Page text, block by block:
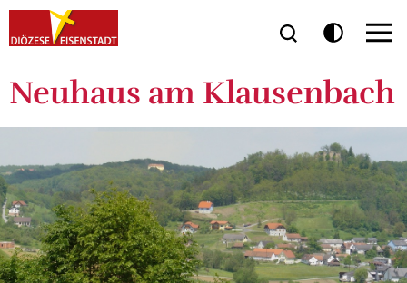
Neuhaus am Klausenbach